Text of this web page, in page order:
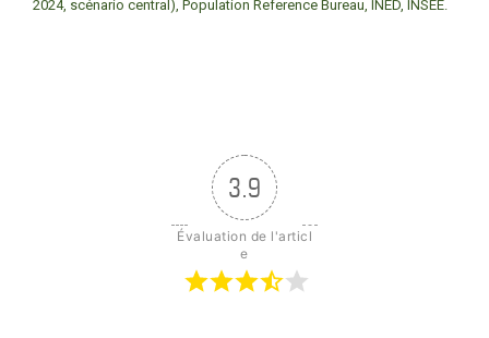
2024, scénario central), Population Reference Bureau, INED, INSEE.
3.9
Évaluation de l'articl
e